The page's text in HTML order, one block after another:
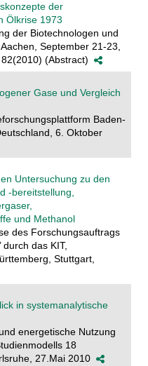
der
Ölkrise 1973
der Biotechnologen und
September 21-23,
(Abstract)
Gase und Vergleich
Baden-
6. Oktober
Untersuchung zu den
-bereitstellung,
und Methanol
des Forschungsauftrags
durch das KIT,
Stuttgart,
in systemanalytische
energetische Nutzung
18
27.Mai 2010